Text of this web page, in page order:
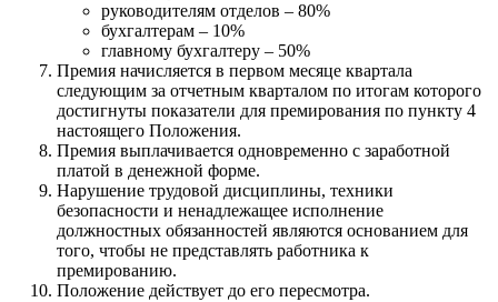
руководителям отделов – 80%
бухгалтерам – 10%
главному бухгалтеру – 50%
Премия начисляется в первом месяце квартала
следующим за отчетным кварталом по итогам которого
достигнуты показатели для премирования по пункту 4
настоящего Положения.
Премия выплачивается одновременно с заработной
платой в денежной форме.
Нарушение трудовой дисциплины, техники
безопасности и ненадлежащее исполнение
должностных обязанностей являются основанием для
того, чтобы не представлять работника к
премированию.
Положение действует до его пересмотра.